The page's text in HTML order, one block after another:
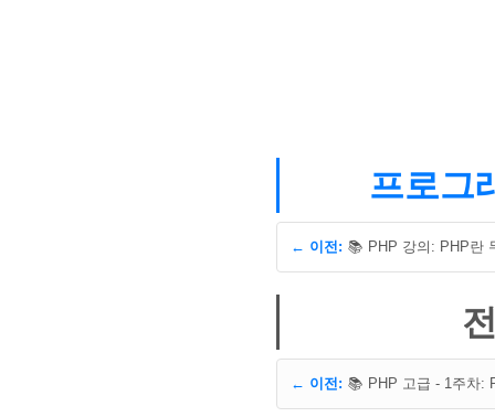
프로그
← 이전: 📚 PHP 강의: PHP란
← 이전: